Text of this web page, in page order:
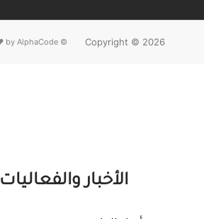
Copyright © 2026
© IUTT — All rights reserved. • Made with ❤ by
AlphaCode
الأخبار والفعاليات